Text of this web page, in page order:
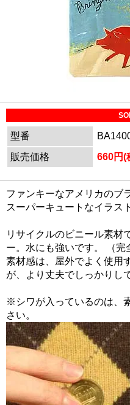
型番
販売価格
660円(
ファンキーなアメリカのブ
スーパーキュートなイラス
リサイクルのビニール素材
ー。水にも強いです。 （完
素材感は、屋外でよく使用
が、より丈夫でしっかりし
※シワが入っているのは、
さい。